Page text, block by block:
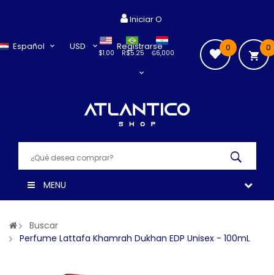
Español USD
$1.00 ₲6,000
R$5.25
Iniciar O
Registrarse 0
0
MENU
Buscar
Perfume Lattafa Khamrah Dukhan EDP Unisex - 100mL